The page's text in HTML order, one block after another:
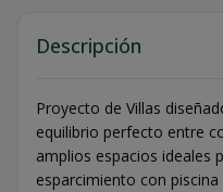
Descripción
Proyecto de Villas
equilibrio perfecto entre
amplios espacios ideales
esparcimiento con